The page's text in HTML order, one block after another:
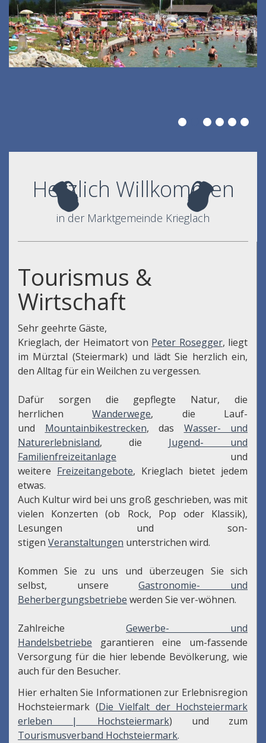
Herzlich Willkommen
in der Marktgemeinde Krieglach
Tourismus &
Wirtschaft
Sehr geehrte Gäste,
Krieglach, der Heimatort von Peter Rosegger, liegt
im Mürztal (Steiermark) und lädt Sie herzlich ein,
den Alltag für ein Weilchen zu vergessen.
Dafür sorgen die gepflegte Natur, die
herrlichenWanderwege, die Lauf-
und Mountainbikestrecken, das Wasser- und
Naturerlebnisland, die Jugend- und
Familienfreizeitanlage und
weitere Freizeitangebote, Krieglach bietet jedem
etwas.
Auch Kultur wird bei uns groß geschrieben, was mit
vielen Konzerten (ob Rock, Pop oder Klassik),
Lesungen und son-
stigen Veranstaltungen unterstrichen wird.
Kommen Sie zu uns und überzeugen Sie sich
selbst, unsereGastronomie- und
Beherbergungsbetriebe werden Sie ver-wöhnen.
Zahlreiche Gewerbe- und
Handelsbetriebe garantieren eine um-fassende
Versorgung für die hier lebende Bevölkerung, wie
auch für den Besucher.
Hier erhalten Sie Informationen zur Erlebnisregion
Hochsteiermark (Die Vielfalt der Hochsteiermark
erleben | Hochsteiermark) und zum
Tourismusverband Hochsteiermark.